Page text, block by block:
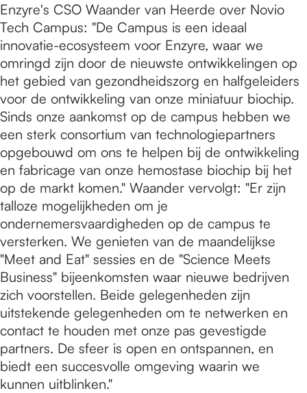
Enzyre's CSO Waander van Heerde over Novio
Tech Campus: "De Campus is een ideaal
innovatie-ecosysteem voor Enzyre, waar we
omringd zijn door de nieuwste ontwikkelingen op
het gebied van gezondheidszorg en halfgeleiders
voor de ontwikkeling van onze miniatuur biochip.
Sinds onze aankomst op de campus hebben we
een sterk consortium van technologiepartners
opgebouwd om ons te helpen bij de ontwikkeling
en fabricage van onze hemostase biochip bij het
op de markt komen." Waander vervolgt: "Er zijn
talloze mogelijkheden om je
ondernemersvaardigheden op de campus te
versterken. We genieten van de maandelijkse
"Meet and Eat" sessies en de "Science Meets
Business" bijeenkomsten waar nieuwe bedrijven
zich voorstellen. Beide gelegenheden zijn
uitstekende gelegenheden om te netwerken en
contact te houden met onze pas gevestigde
partners. De sfeer is open en ontspannen, en
biedt een succesvolle omgeving waarin we
kunnen uitblinken."